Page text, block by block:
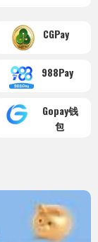
CGPay
988Pay
Gopay钱
包